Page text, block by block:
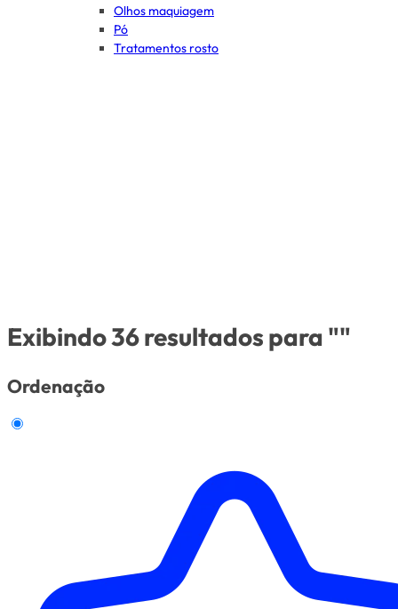
Olhos maquiagem
Pó
Tratamentos rosto
Exibindo 36 resultados para ""
Ordenação